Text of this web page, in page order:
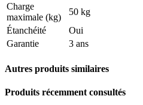
Charge
maximale (kg)
50 kg
Étanchéité
Oui
Garantie
3 ans
Autres produits similaires
Produits récemment consultés